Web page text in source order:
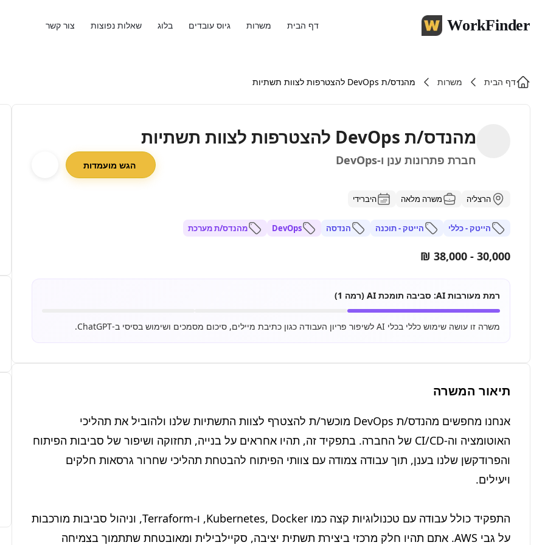
WorkFinder דף הבית משרות גיוס עובדים בלוג שאלות נפוצות צור קשר
דף הבית משרות מהנדס/ת DevOps להצטרפות לצוות תשתיות
מהנדס/ת DevOps להצטרפות לצוות תשתיות
חברת פתרונות ענן ו-DevOps הגש מועמדות
הרצליה משרה מלאה היברידי
הייטק - כללי הייטק - תוכנה הנדסה DevOps מהנדס/ת מערכת
30,000 - 38,000 ₪
רמת מעורבות AI: סביבה תומכת AI (רמה 1)
משרה זו עושה שימוש כללי בכלי AI לשיפור פריון העבודה כגון כתיבת מיילים, סיכום מסמכים ושימוש בסיסי ב-ChatGPT.
תיאור המשרה